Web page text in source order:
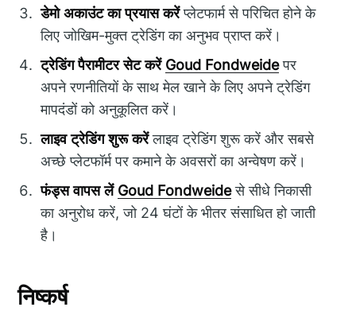
डेमो अकाउंट का प्रयास करेंप्लेटफार्म से परिचित होने के
लिए जोखिम-मुक्त ट्रेडिंग का अनुभव प्राप्त करें।
ट्रेडिंग पैरामीटर सेट करें Goud Fondweideपर
अपने रणनीतियों के साथ मेल खाने के लिए अपने ट्रेडिंग
मापदंडों को अनुकूलित करें।
लाइव ट्रेडिंग शुरू करेंलाइव ट्रेडिंग शुरू करें और सबसे
अच्छे प्लेटफॉर्म पर कमाने के अवसरों का अन्वेषण करें।
फंड्स वापस लें Goud Fondweideसे सीधे निकासी
का अनुरोध करें, जो 24 घंटों के भीतर संसाधित हो जाती
है।
निष्कर्ष